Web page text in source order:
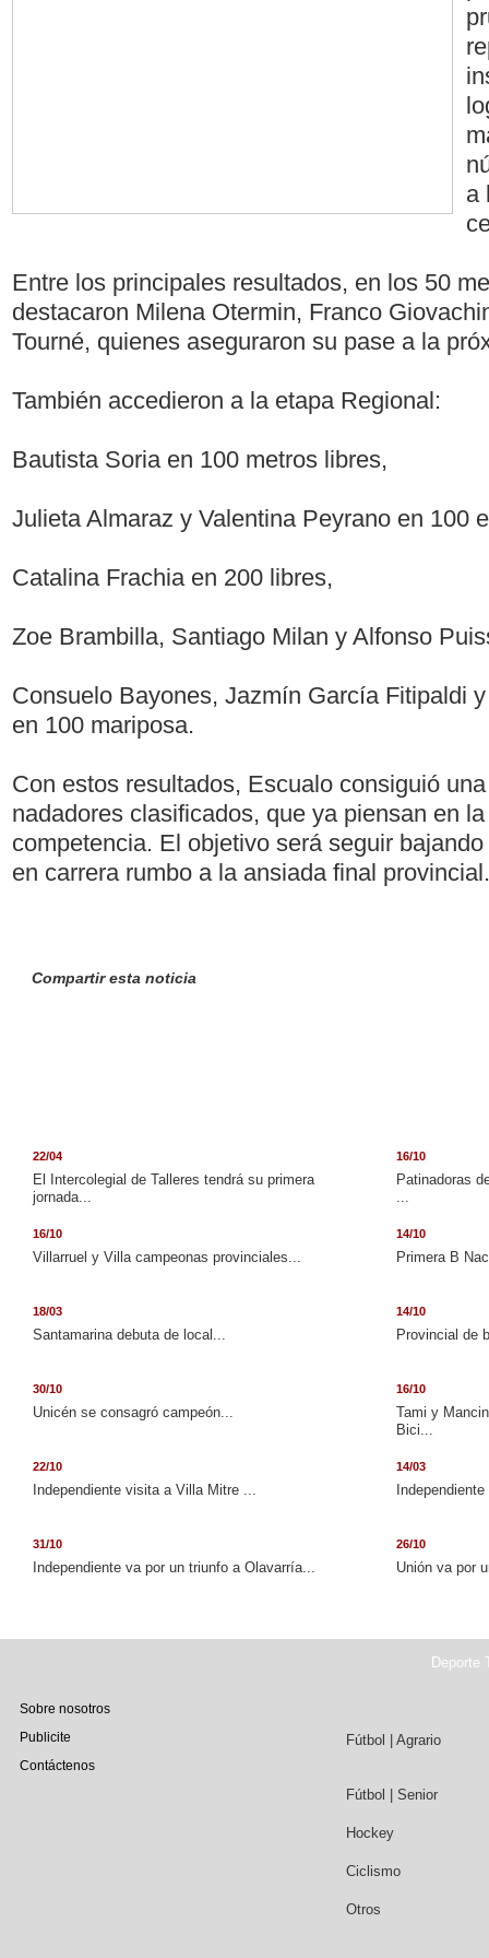
a
Entre los principales resultados, en los 50
destacaron Milena Otermin, Franco
Tourné, quienes aseguraron su pase a la
También accedieron a la etapa Regional:
Bautista Soria en 100 metros libres,
Julieta Almaraz y Valentina Peyrano en 100
Catalina Frachia en 200 libres,
Zoe Brambilla, Santiago Milan y Alfonso
Consuelo Bayones, Jazmín García Fitipaldi
en 100 mariposa.
Con estos resultados, Escualo consiguió
nadadores clasificados, que ya piensan en
competencia. El objetivo será seguir
en carrera rumbo a la ansiada final provincial.
Compartir esta noticia
22/04
El Intercolegial de Talleres tendrá su primera
jornada...
16/10
Patinadoras
...
16/10
Villarruel y Villa campeonas provinciales...
14/10
Primera B
18/03
Santamarina debuta de local...
14/10
Provincial de
30/10
Unicén se consagró campeón...
16/10
Tami y
Bici...
22/10
Independiente visita a Villa Mitre ...
14/03
31/10
Independiente va por un triunfo a Olavarría...
26/10
Unión va por
Deporte
Sobre nosotros
Publicite
Contáctenos
Fútbol | Agrario
Fútbol | Senior
Hockey
Ciclismo
Otros